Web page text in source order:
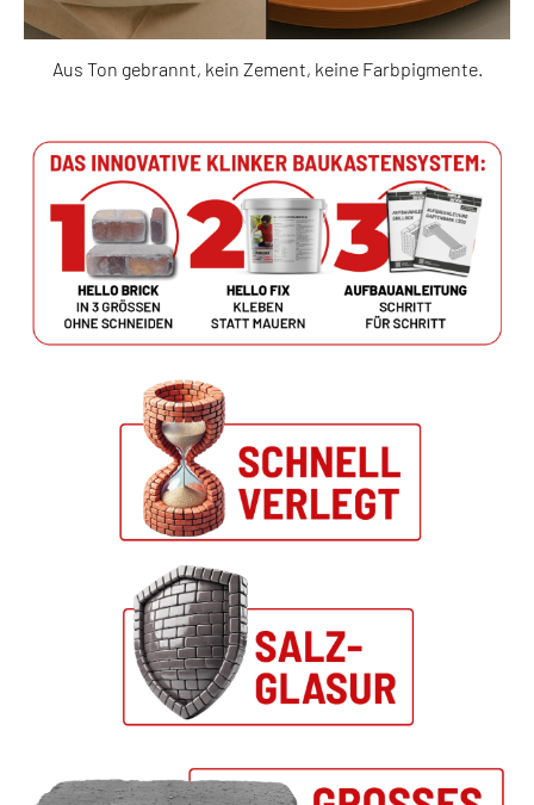
Aus Ton gebrannt, kein Zement, keine Farbpigmente.